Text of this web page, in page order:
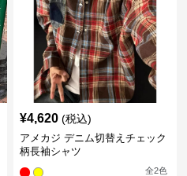
¥4,620 (税込)
アメカジ デニム切替えチェック
柄長袖シャツ
全2色